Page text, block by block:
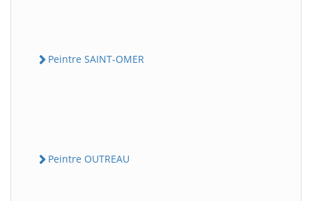
Peintre SAINT-OMER
Peintre OUTREAU